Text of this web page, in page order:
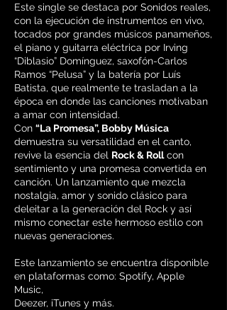
Este single se destaca por Sonidos reales,
con la ejecución de instrumentos en vivo,
tocados por grandes músicos panameños,
el piano y guitarra eléctrica por Irving
“Diblasio” Domínguez, saxofón-Carlos
Ramos “Pelusa” y la batería por Luís
Batista, que realmente te trasladan a la
época en donde las canciones motivaban
a amar con intensidad.
Con “La Promesa”, Bobby Música
demuestra su versatilidad en el canto,
revive la esencia del Rock & Rollcon
sentimiento y una promesa convertida en
canción. Un lanzamiento que mezcla
nostalgia, amor y sonido clásico para
deleitar a la generación del Rock y así
mismo conectar este hermoso estilo con
nuevas generaciones.
Este lanzamiento se encuentra disponible
en plataformas como: Spotify, Apple
Music,
Deezer, iTunes y más.